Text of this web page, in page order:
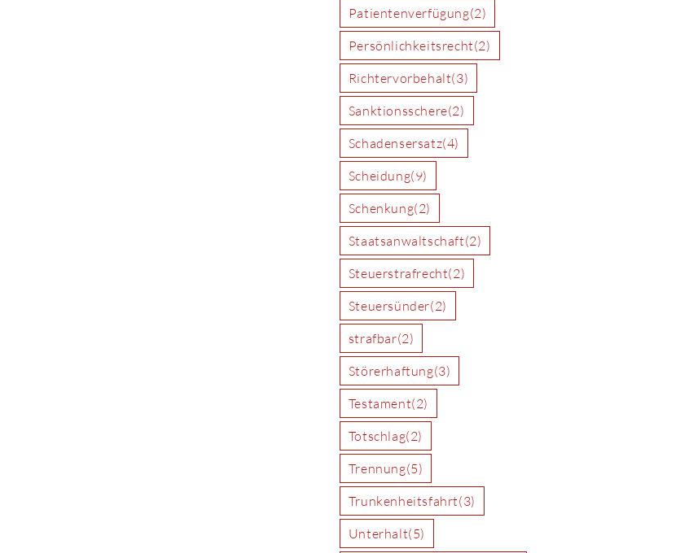
Patientenverfügung(2)
Persönlichkeitsrecht(2)
Richtervorbehalt(3)
Sanktionsschere(2)
Schadensersatz(4)
Scheidung(9)
Schenkung(2)
Staatsanwaltschaft(2)
Steuerstrafrecht(2)
Steuersünder(2)
strafbar(2)
Störerhaftung(3)
Testament(2)
Totschlag(2)
Trennung(5)
Trunkenheitsfahrt(3)
Unterhalt(5)